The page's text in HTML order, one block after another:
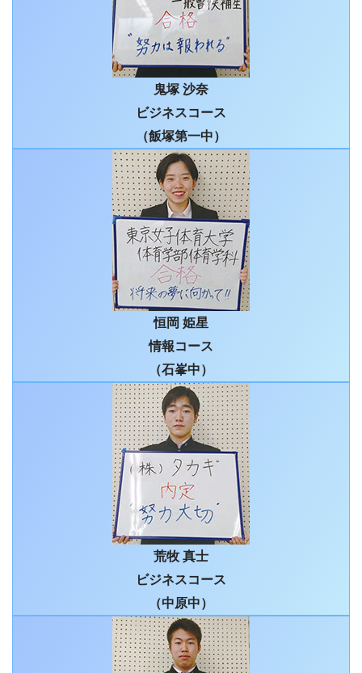
鬼塚 沙奈
ビジネスコース
（飯塚第一中）
恒岡 姫星
情報コース
（石峯中）
荒牧 真士
ビジネスコース
（中原中）